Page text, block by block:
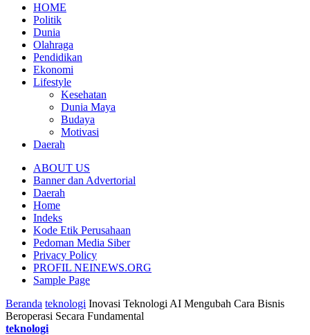
HOME
Politik
Dunia
Olahraga
Pendidikan
Ekonomi
Lifestyle
Kesehatan
Dunia Maya
Budaya
Motivasi
Daerah
ABOUT US
Banner dan Advertorial
Daerah
Home
Indeks
Kode Etik Perusahaan
Pedoman Media Siber
Privacy Policy
PROFIL NEINEWS.ORG
Sample Page
Beranda teknologi Inovasi Teknologi AI Mengubah Cara Bisnis
Beroperasi Secara Fundamental
teknologi